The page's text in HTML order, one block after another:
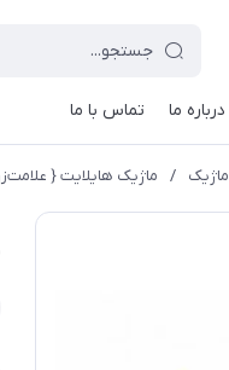
درباره ما تماس با ما
ماژیک / ماژیک هایلایت {